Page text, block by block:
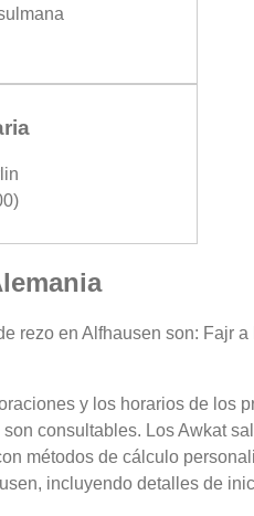
rezo en Alfhausen son: Fajr
y los horarios de los
consultables. Los Awkat
métodos de cálculo
incluyendo detalles de